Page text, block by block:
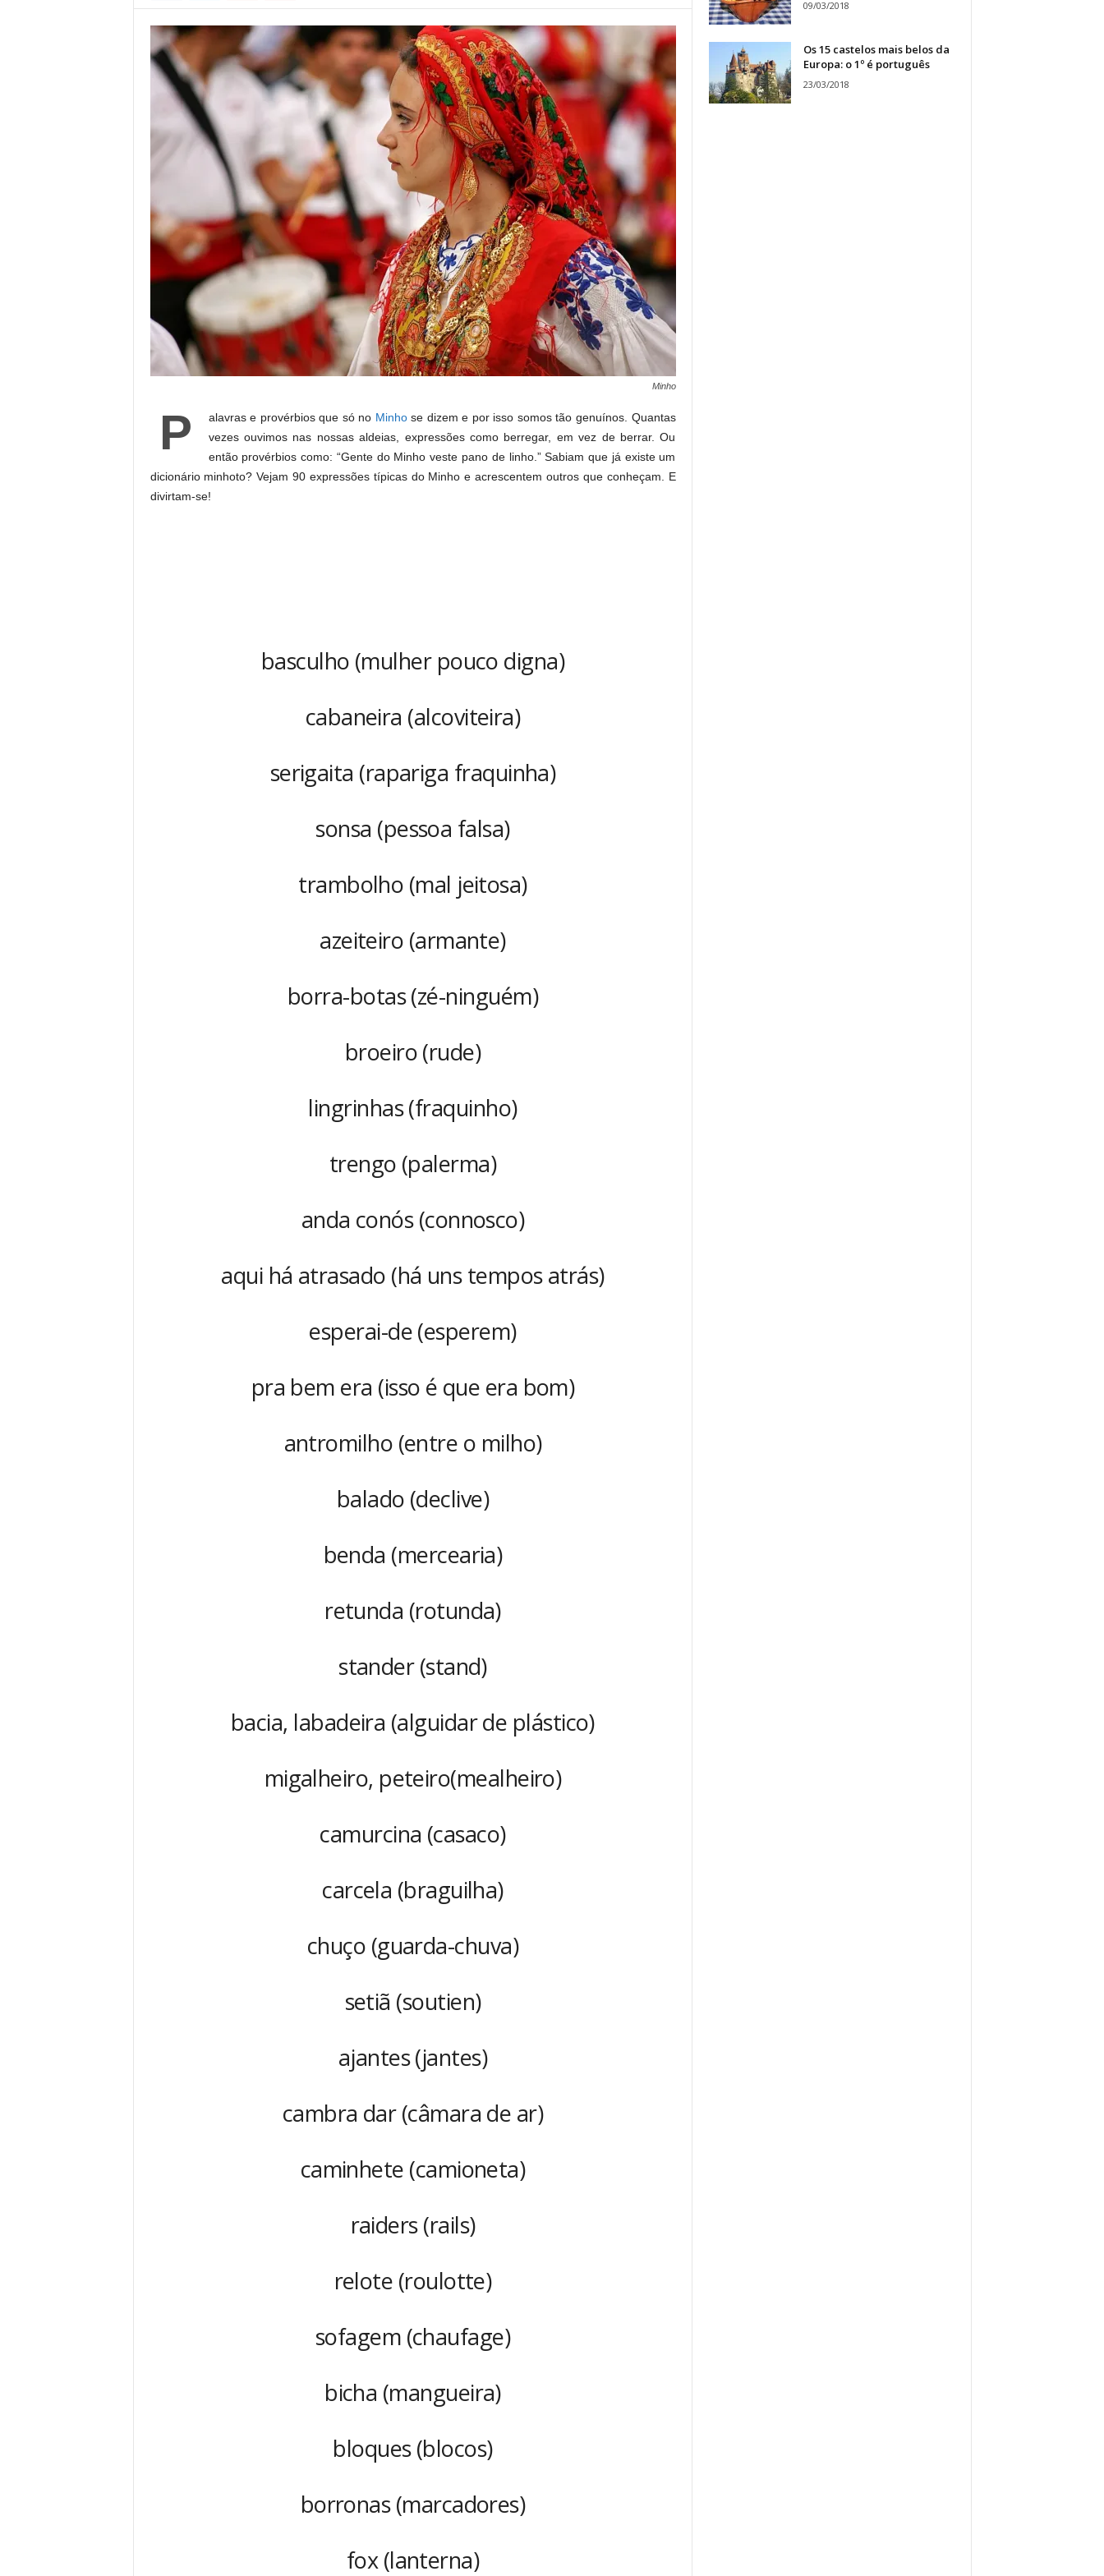
r
l
Minho
P alavras e provérbios que só no Minhose dizem e por isso somos tão genuínos. Quantas
vezes ouvimos nas nossas aldeias, expressões como berregar, em vez de berrar. Ou
então provérbios como: “Gente do Minho veste pano de linho.” Sabiam que já existe um
dicionário minhoto? Vejam 90 expressões típicas do Minho e acrescentem outros que conheçam. E
divirtam-se!
basculho (mulher pouco digna)
cabaneira (alcoviteira)
serigaita (rapariga fraquinha)
sonsa (pessoa falsa)
trambolho (mal jeitosa)
azeiteiro (armante)
borra-botas (zé-ninguém)
broeiro (rude)
lingrinhas (fraquinho)
trengo (palerma)
anda conós (connosco)
aqui há atrasado (há uns tempos atrás)
esperai-de (esperem)
pra bem era (isso é que era bom)
antromilho (entre o milho)
balado (declive)
benda (mercearia)
retunda (rotunda)
stander (stand)
bacia, labadeira (alguidar de plástico)
migalheiro, peteiro(mealheiro)
camurcina (casaco)
carcela (braguilha)
chuço (guarda-chuva)
setiã (soutien)
ajantes (jantes)
cambra dar (câmara de ar)
caminhete (camioneta)
raiders (rails)
relote (roulotte)
sofagem (chaufage)
bicha (mangueira)
bloques (blocos)
borronas (marcadores)
fox (lanterna)
09/03/2018
Os 15 castelos mais belos da
Europa: o 1º é português
23/03/2018